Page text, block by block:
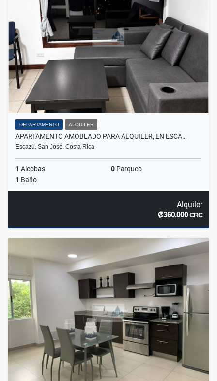
DEPARTAMENTO ALQUILER
APARTAMENTO AMOBLADO PARA ALQUILER, EN ESCA…
Escazú, San José, Costa Rica
1 Alcobas 0 Parqueo
1 Baño
Alquiler
₡360.000CRC